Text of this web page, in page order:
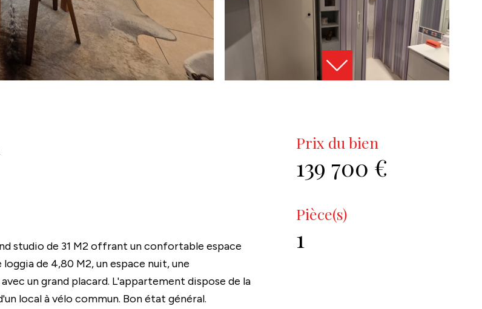
studio de 31 M2 offrant un confortable espace
de 4,80 M2, un espace nuit, une
un grand placard. L'appartement dispose de la
local à vélo commun. Bon état général.
Prix du bien
139 700 €
Pièce(s)
1